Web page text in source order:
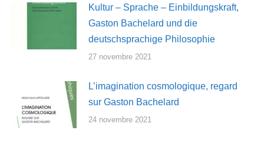
Kultur – Sprache – Einbildungskraft,
Gaston Bachelard und die
deutschsprachige Philosophie
27 novembre 2021
L’imagination cosmologique, regard
sur Gaston Bachelard
24 novembre 2021